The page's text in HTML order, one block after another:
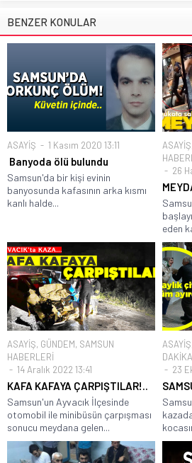
BENZER KONULAR
ASAYİŞ 1 Kasım 2020 13:11
Banyoda ölü bulundu
Samsun'da bir kişi evinin
banyosunda kafasının arka kısmı
kanlı halde...
ASAYİŞ
26
eden
ASAYİŞ, GÜNDEM, SAMSUN
HABERLERİ
14 Aralık 2022 13:41
KAFA KAFAYA ÇARPIŞTILAR!..
Samsun'un Ayvacık İlçesinde
otomobil ile minibüsün çarpışması
sonucu meydana gelen...
ASAYİŞ
DAKİKA
23